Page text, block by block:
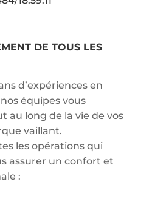
DE TOUS LES
d’expériences en
équipes vous
au long de la vie de vos
vaillant.
les opérations qui
assurer un confort et
: